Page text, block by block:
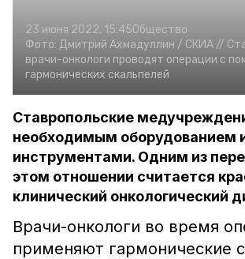
23 июня 2022, 15:45Общество
Фото: Дмитрий Ахмадуллин / СКИА //
врачи-онкологи проводят операции с
гармонических скальпелей
Ставропольские
необходимым оборудованием
инструментами. Одним из
этом отношении считается
клинический онкологический
Врачи-онкологи во время
применяют гармонические